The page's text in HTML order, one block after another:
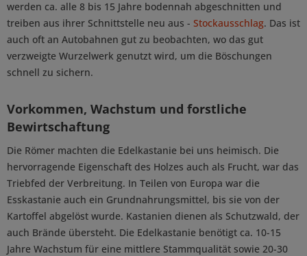
werden ca. alle 8 bis 15 Jahre bodennah abgeschnitten und
treiben aus ihrer Schnittstelle neu aus - Stockausschlag. Das ist
auch oft an Autobahnen gut zu beobachten, wo das gut
verzweigte Wurzelwerk genutzt wird, um die Böschungen
schnell zu sichern.
Vorkommen, Wachstum und forstliche
Bewirtschaftung
Die Römer machten die Edelkastanie bei uns heimisch. Die
hervorragende Eigenschaft des Holzes auch als Frucht, war das
Triebfed der Verbreitung. In Teilen von Europa war die
Esskastanie auch ein Grundnahrungsmittel, bis sie von der
Kartoffel abgelöst wurde. Kastanien dienen als Schutzwald, der
auch Brände übersteht. Die Edelkastanie benötigt ca. 10-15
Jahre Wachstum für eine mittlere Stammqualität sowie 20-30